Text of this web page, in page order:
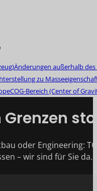
Änderungen außerhalb
zu
COG-Bereich (Center of
oder Engineering:
– wir sind für Sie da.